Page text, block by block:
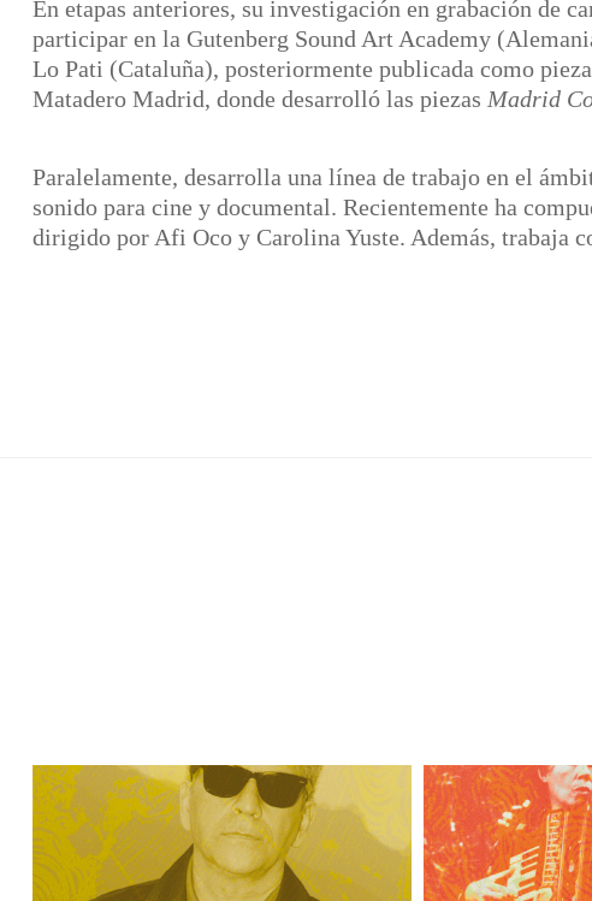
En etapas anteriores, su investigación en grabación de
participar en la Gutenberg Sound Art Academy
Lo Pati (Cataluña), posteriormente publicada como
Matadero Madrid, donde desarrolló las piezas Madrid
Paralelamente, desarrolla una línea de trabajo en el
sonido para cine y documental. Recientemente ha
dirigido por Afi Oco y Carolina Yuste. Además, trabaja